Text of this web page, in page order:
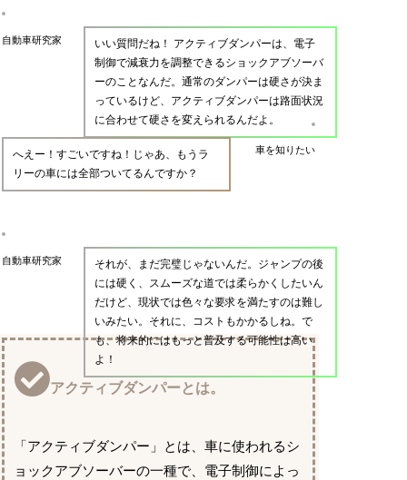
自動車研究家
いい質問だね！ アクティブダンパーは、電子
制御で減衰力を調整できるショックアブソーバ
ーのことなんだ。通常のダンパーは硬さが決ま
っているけど、アクティブダンパーは路面状況
に合わせて硬さを変えられるんだよ。
車を知りたい
へえー！すごいですね！じゃあ、もうラ
リーの車には全部ついてるんですか？
自動車研究家
それが、まだ完璧じゃないんだ。ジャンプの後
には硬く、スムーズな道では柔らかくしたいん
だけど、現状では色々な要求を満たすのは難し
いみたい。それに、コストもかかるしね。で
も、将来的にはもっと普及する可能性は高い
よ！
アクティブダンパーとは。
「アクティブダンパー」とは、車に使われるシ
ョックアブソーバーの一種で、電子制御によっ